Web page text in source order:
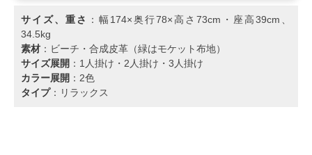
サイズ、重さ
：幅174×奥行78×高さ73cm・座高39cm、
34.5kg
素材 ：ビーチ・合成皮革（緑はモケット布地）
サイズ展開 ：1人掛け・2人掛け・3人掛け
カラー展開 ：2色
タイプ：リラックス